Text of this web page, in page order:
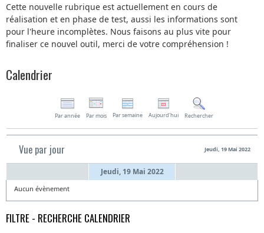
Cette nouvelle rubrique est actuellement en cours de
réalisation et en phase de test, aussi les informations sont
pour l'heure incomplètes. Nous faisons au plus vite pour
finaliser ce nouvel outil, merci de votre compréhension !
Calendrier
Par année Par mois Par semaine Aujourd'hui Rechercher
Vue par jour Jeudi, 19 Mai 2022
Jeudi, 19 Mai 2022
Aucun évènement
FILTRE - RECHERCHE CALENDRIER